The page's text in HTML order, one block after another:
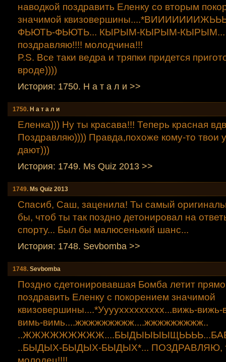
наводкой поздравить Еленку со вторым
значимой
ФЬЮТЬ-ФЬЮТЬ... КЫРЫМ-КЫРЫМ-КЫРЫМ...
поздравляю!!!! молодчина!!!
P.S. Все таки ведра и тряпки придется
вроде))))
История: 1750. Н а т а л и >>
1750. Н а т а л и
Еленка))) Ну ты красава!!! Теперь красная
Поздравляю)))) Правда,похоже кому-то твои
дают)))
История: 1749. Мs Quiz 2013 >>
1749. Мs Quiz 2013
Спасиб, Саш, заценила! Ты самый
бы, чтоб ты так поздно детонировал на
спорту... Был бы малюсенький шанс...
История: 1748. Sevbomba >>
1748. Sevbomba
Поздно сдетонировавшая Бомба летит
поздравить Еленку с покорением значимой
квизовершины....*Ууууххххххххх...вижь-вижь-
вимь-вимь....жжжжжжжжж....жжжжжжжжж..
..БЫДЫХ-БЫДЫХ-БЫДЫХ*... ПОЗДРАВЛЯЮ,